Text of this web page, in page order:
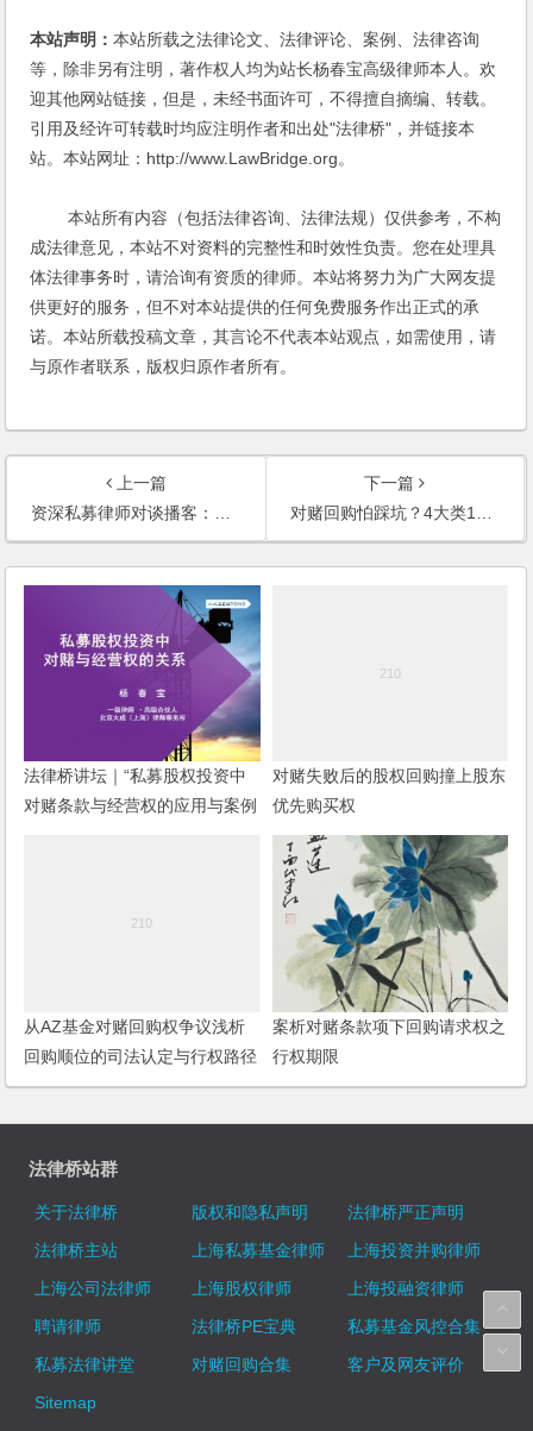
本站声明：本站所载之法律论文、法律评论、案例、法律咨询
等，除非另有注明，著作权人均为站长杨春宝高级律师本人。欢
迎其他网站链接，但是，未经书面许可，不得擅自摘编、转载。
引用及经许可转载时均应注明作者和出处"法律桥"，并链接本
站。本站网址：http://www.LawBridge.org。
本站所有内容（包括法律咨询、法律法规）仅供参考，不构
成法律意见，本站不对资料的完整性和时效性负责。您在处理具
体法律事务时，请洽询有资质的律师。本站将努力为广大网友提
供更好的服务，但不对本站提供的任何免费服务作出正式的承
诺。本站所载投稿文章，其言论不代表本站观点，如需使用，请
与原作者联系，版权归原作者所有。
上一篇
资深私募律师对谈播客：关于对赌回购权的性质与行权期限，各方怎么看法答网的解答
下一篇
对赌回购怕踩坑？4大类12种触发情形详解，投资人/创始股东必看！
法律桥讲坛｜“私募股权投资中
对赌条款与经营权的应用与案例
对赌失败后的股权回购撞上股东
优先购买权
从AZ基金对赌回购权争议浅析
回购顺位的司法认定与行权路径
案析对赌条款项下回购请求权之
行权期限
法律桥站群
关于法律桥 版权和隐私声明
法律桥严正声明
法律桥主站
上海私募基金律师
上海投资并购律师
上海公司法律师
上海股权律师
上海投融资律师
聘请律师
法律桥PE宝典
私募基金风控合集
私募法律讲堂
对赌回购合集
客户及网友评价
Sitemap